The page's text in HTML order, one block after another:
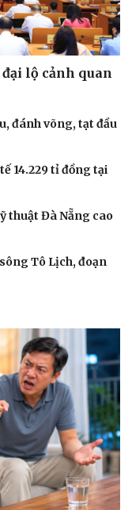
lộ cảnh quan
đánh võng, tạt đầu
14.229 tỉ đồng tại
thuật Đà Nẵng cao
Tô Lịch, đoạn